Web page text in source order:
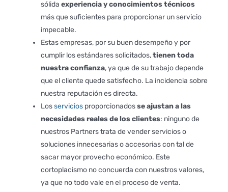
sólida experiencia y conocimientos técnicos
más que suficientes para proporcionar un servicio
impecable.
Estas empresas, por su buen desempeño y por
cumplir los estándares solicitados,tienen toda
nuestra confianza, ya que de su trabajo depende
que el cliente quede satisfecho. La incidencia sobre
nuestra reputación es directa.
Losservicios proporcionadosse ajustan a las
necesidades reales de los clientes: ninguno de
nuestros Partners trata de vender servicios o
soluciones innecesarias o accesorias con tal de
sacar mayor provecho económico. Este
cortoplacismo no concuerda con nuestros valores,
ya que no todo vale en el proceso de venta.